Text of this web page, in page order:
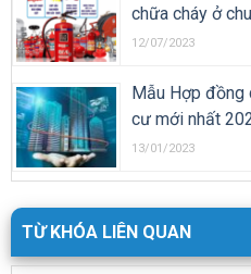
chữa cháy ở
12/07/2023
Mẫu Hợp đồng
cư mới nhất
13/01/2023
TỪ KHÓA LIÊN QUAN